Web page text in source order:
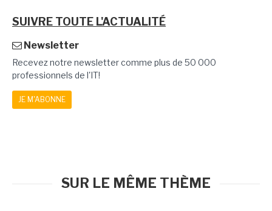
SUIVRE TOUTE L'ACTUALITÉ
Newsletter
Recevez notre newsletter comme plus de 50 000
professionnels de l'IT!
JE M'ABONNE
SUR LE MÊME THÈME